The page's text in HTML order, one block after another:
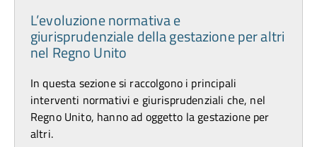
L’evoluzione normativa e
giurisprudenziale della gestazione per altri
nel Regno Unito
In questa sezione si raccolgono i principali
interventi normativi e giurisprudenziali che, nel
Regno Unito, hanno ad oggetto la gestazione per
altri.